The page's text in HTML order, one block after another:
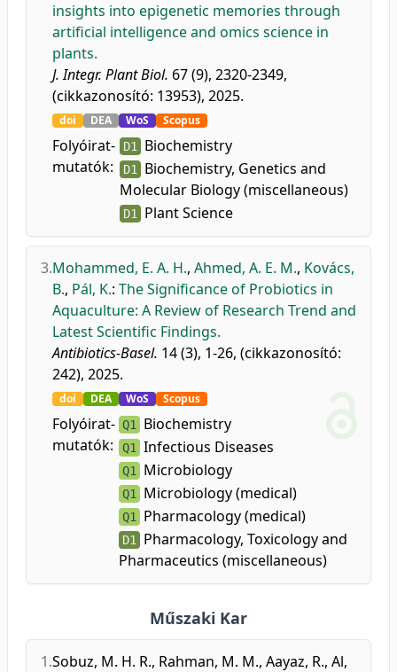
insights into epigenetic memories through
artificial intelligence and omics science in
plants.
J. Integr. Plant Biol. 67 (9), 2320-2349,
(cikkazonosító: 13953), 2025.
doi DEA WoS Scopus
Folyóirat-
mutatók:
D1 Biochemistry
D1 Biochemistry, Genetics and
Molecular Biology (miscellaneous)
D1 Plant Science
3.Mohammed, E. A. H., Ahmed, A. E. M., Kovács,
B., Pál, K.: The Significance of Probiotics in
Aquaculture: A Review of Research Trend and
Latest Scientific Findings.
Antibiotics-Basel. 14 (3), 1-26, (cikkazonosító:
242), 2025.
doi DEA WoS Scopus
Folyóirat-
mutatók:
Q1 Biochemistry
Q1 Infectious Diseases
Q1 Microbiology
Q1 Microbiology (medical)
Q1 Pharmacology (medical)
D1
Pharmacology, Toxicology and
Pharmaceutics (miscellaneous)
Műszaki Kar
1.Sobuz, M. H. R., Rahman, M. M., Aayaz, R., Al,